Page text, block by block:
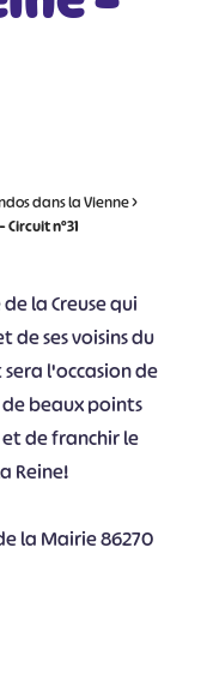
dans la Vienne>
Circuit n°31
la Creuse qui
de ses voisins du
sera l'occasion de
beaux points
et de franchir le
Reine!
la Mairie 86270